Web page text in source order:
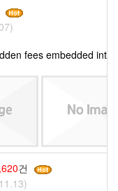
fees embedded
건